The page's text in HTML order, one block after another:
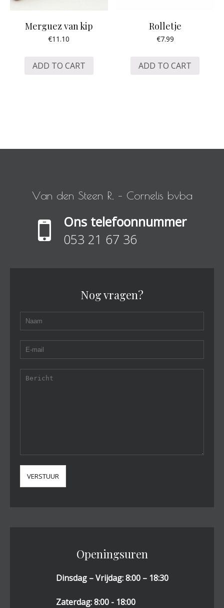
Merguez van kip
€11.10
ADD TO CART
Rolletje
€7.99
ADD TO CART
Van den Steen R. – Cornelis bvba
Ons telefoonnummer
053 21 67 36
Nog vragen?
Openingsuren
Dinsdag – Vrijdag: 8:00 – 18:30
Zaterdag: 8:00 - 18:00